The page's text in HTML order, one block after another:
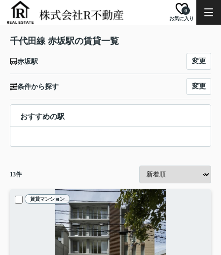
お気に入り
0
千代田線 赤坂駅の賃貸一覧
赤坂駅 変更
条件から探す 変更
おすすめの駅
13件
賃貸マンション